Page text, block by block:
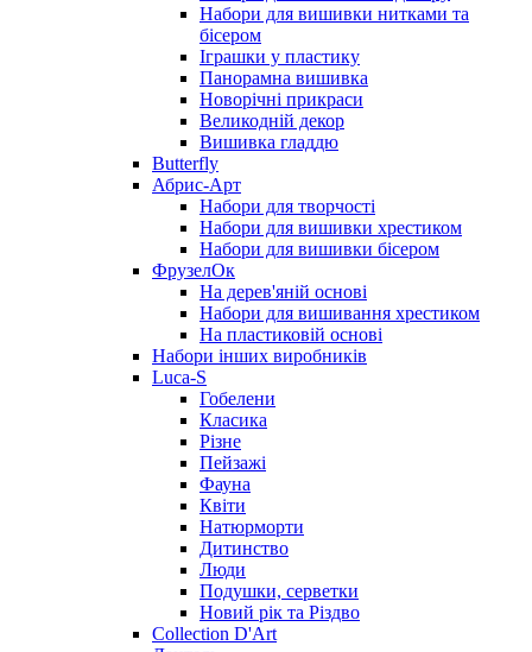
Набори для вишивки нитками та
бісером
Іграшки у пластику
Панорамна вишивка
Новорічні прикраси
Великодній декор
Вишивка гладдю
Butterfly
Абрис-Арт
Набори для творчості
Набори для вишивки хрестиком
Набори для вишивки бісером
ФрузелОк
На дерев'яній основі
Набори для вишивання хрестиком
На пластиковій основі
Набори інших виробників
Luca-S
Гобелени
Класика
Різне
Пейзажі
Фауна
Квіти
Натюрморти
Дитинство
Люди
Подушки, серветки
Новий рік та Різдво
Collection D'Art